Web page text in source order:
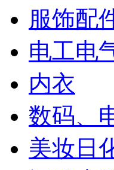
服饰配
电工电
内衣
数码、
美妆日